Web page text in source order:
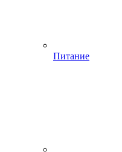
Питание